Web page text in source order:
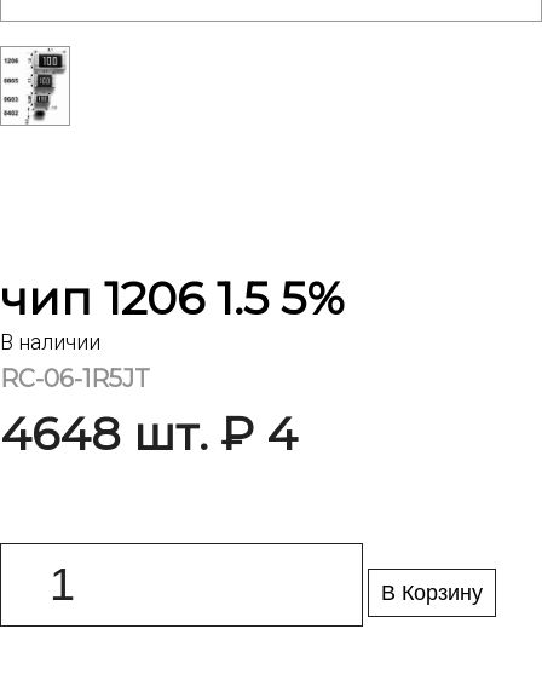
чип 1206 1.5 5%
В наличии
RC-06-1R5JT
4648 шт. ₽ 4
В Корзину